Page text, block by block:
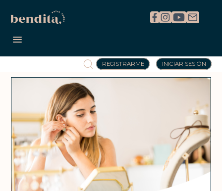
REGISTRARME INICIAR SESIÓN